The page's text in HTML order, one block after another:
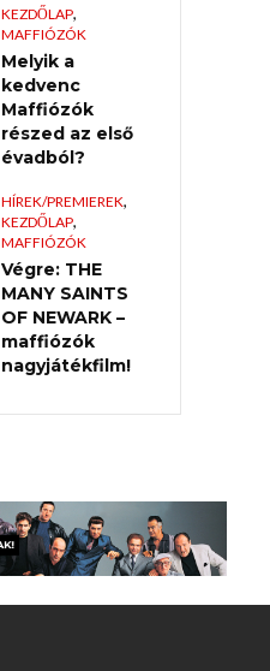
KEZDŐLAP,
MAFFIÓZÓK
Melyik a
kedvenc
Maffiózók
részed az első
évadból?
HÍREK/PREMIEREK,
KEZDŐLAP,
MAFFIÓZÓK
Végre: THE
MANY SAINTS
OF NEWARK –
maffiózók
nagyjátékfilm!